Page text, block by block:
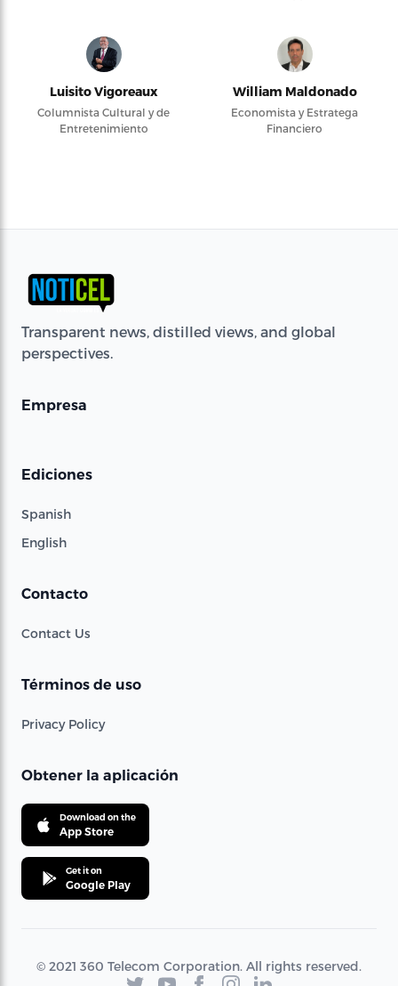
Luisito Vigoreaux
Columnista Cultural y de
Entretenimiento
William Maldonado
Economista y Estratega
Financiero
Transparent news, distilled views, and global
perspectives.
Empresa
Ediciones
Spanish
English
Contacto
Contact Us
Términos de uso
Privacy Policy
Obtener la aplicación
Download on the
App Store
Get it on
Google Play
© 2021 360 Telecom Corporation. All rights reserved.